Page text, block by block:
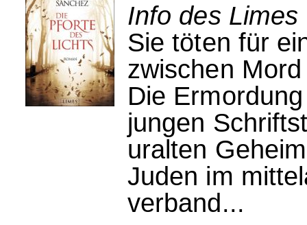
Info des Limes
Sie töten für
zwischen
Die
jungen
uralten
Juden im
verband...